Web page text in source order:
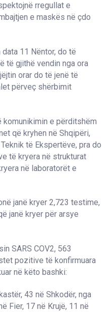
rregullat e
e maskës në çdo
11 Nëntor, do të
të gjithë vendin nga ora
orar do të jenë të
përveç shërbimit
komunikimin e përditshëm
që kryhen në Shqipëri,
të Ekspertëve, pra do
të kryera në strukturat
në laboratorët e
janë kryer 2,723 testime,
janë kryer për arsye
SARS COV2, 563
pozitive të konfirmuara
në këto bashki:
43 në Shkodër, nga
Fier, 17 në Krujë, 11 në